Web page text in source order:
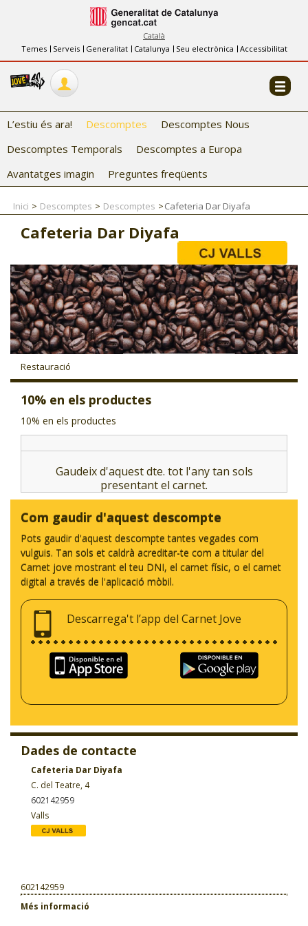
Català
Temes
Serveis Generalitat Catalunya Seu electrònica Accessibilitat
INFORMACIÓ
FES-TE EL CJ
COL·LABORADORS
CJ ADOLESCENTS
CJ EMANCIPACIÓ
CJ SALUT
CJ INTERNACIONAL
CJ LOCAL
T'INTERESSA #SOMJOVES
L’estiu és ara! Descomptes
Descomptes Nous
Descomptes Temporals
Descomptes a Europa
Avantatges imagin
Preguntes freqüents
Inici Descomptes Descomptes Cafeteria Dar Diyafa
Cafeteria Dar Diyafa
Restauració
10% en els productes
10% en els productes
Gaudeix d'aquest dte. tot l'any tan sols
presentant el carnet.
Com gaudir d'aquest descompte
Pots gaudir d'aquest descompte tantes vegades com
vulguis. Tan sols et caldrà acreditar-te com a titular del
Carnet jove mostrant el teu DNI, el carnet físic, o el carnet
digital a través de l'aplicació mòbil.
Descarrega't l’app del Carnet Jove
Dades de contacte
Cafeteria Dar Diyafa
C. del Teatre, 4
602142959
Valls
602142959
Més informació